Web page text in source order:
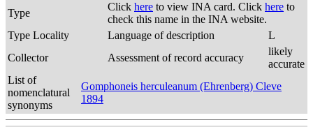
Type
Click here to view INA card. Click here to
check this name in the INA website.
Type Locality
Language of description
L
Collector
Assessment of record accuracy
likely
accurate
List of
nomenclatural
synonyms
Gomphoneis herculeanum (Ehrenberg) Cleve
1894